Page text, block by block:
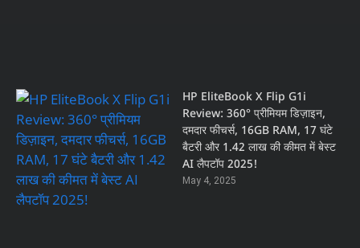
HP EliteBook X Flip G1i
Review: 360° प्रीमियम डिज़ाइन,
दमदार फीचर्स, 16GB RAM, 17 घंटे
बैटरी और 1.42 लाख की कीमत में बेस्ट
AI लैपटॉप 2025!
May 4, 2025